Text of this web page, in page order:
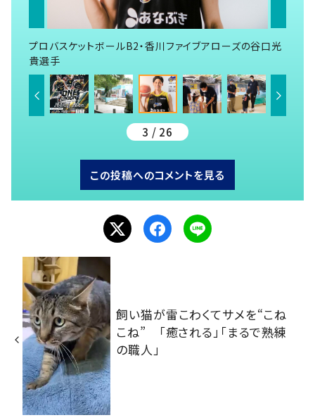
プロバスケットボールB2・香川ファイブアローズの谷口光
貴選手
3 / 26
この投稿へのコメントを見る
飼い猫が雷こわくてサメを“こね
こね” 「癒される」「まるで熟練
の職人」